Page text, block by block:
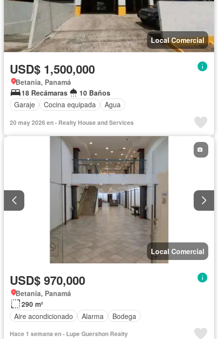
Local Comercial
USD$ 1,500,000
Betania, Panamá
18 Recámaras
10 Baños
Garaje
Cocina equipada Agua
20 may 2026 en - Realty House and Services
Local Comercial
USD$ 970,000
Betania, Panamá
290 m²
Aire acondicionado
Alarma Bodega
Hace 1 semana en - Lupe Guershon Realty